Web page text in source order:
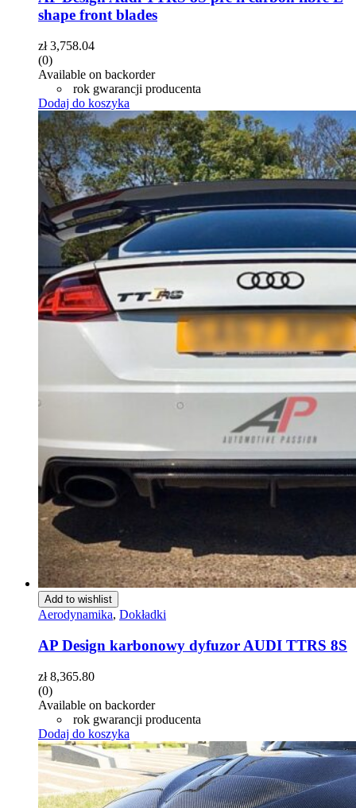
shape front blades
zł3,758.04
(0)
Available on backorder
rok gwarancji producenta
Dodaj do koszyka
Add to wishlist
Aerodynamika, Dokładki
AP Design karbonowy dyfuzor AUDI TTRS 8S
zł8,365.80
(0)
Available on backorder
rok gwarancji producenta
Dodaj do koszyka